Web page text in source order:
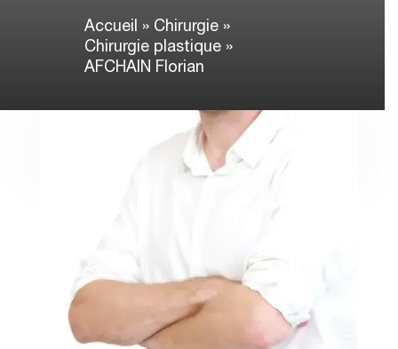
Accueil » Chirurgie »
Chirurgie plastique »
AFCHAIN Florian